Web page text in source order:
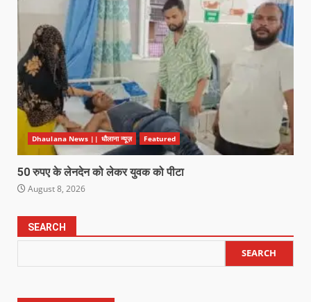
Dhaulana News || धौलाना न्यूज़ Featured
50 रुपए के लेनदेन को लेकर युवक को पीटा
August 8, 2026
SEARCH
SEARCH